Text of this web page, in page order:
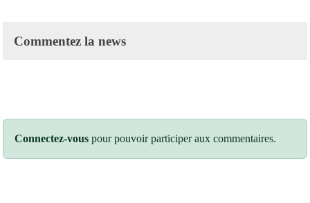
Commentez la news
Connectez-vous pour pouvoir participer aux commentaires.